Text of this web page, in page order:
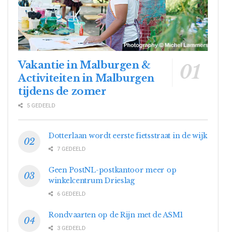
Vakantie in Malburgen &
Activiteiten in Malburgen
tijdens de zomer
5 GEDEELD
Dotterlaan wordt eerste fietsstraat in de wijk
7 GEDEELD
Geen PostNL-postkantoor meer op
winkelcentrum Drieslag
6 GEDEELD
Rondvaarten op de Rijn met de ASM1
3 GEDEELD